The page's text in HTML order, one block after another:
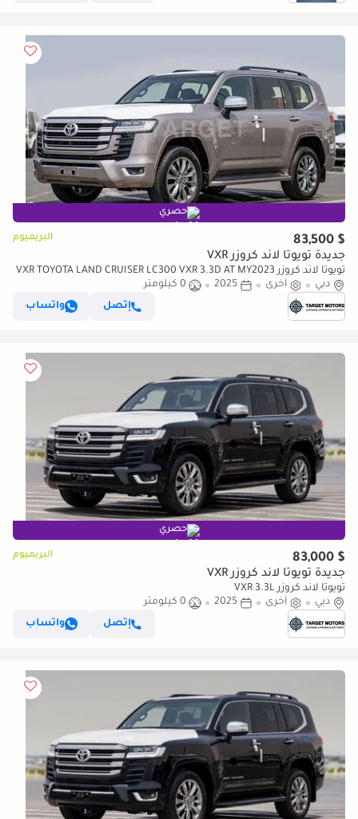
حصري
$ 83,500 البريميوم
جديدة تويوتا لاند كروزر VXR
تويوتا لاند كروزر VXR TOYOTA LAND CRUISER LC300 VXR 3.3D AT MY2023
– BRONZE
دبي أخرى 2025
0 كيلومتر
إتصل
واتساب
حصري
$ 83,000 البريميوم
جديدة تويوتا لاند كروزر VXR
تويوتا لاند كروزر VXR 3.3L
دبي
أخرى 2025
0 كيلومتر
إتصل
واتساب